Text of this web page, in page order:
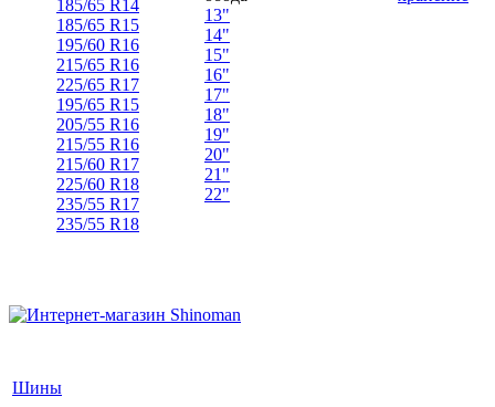
185/65 R14
185/65 R15
195/60 R16
215/65 R16
225/65 R17
195/65 R15
205/55 R16
215/55 R16
215/60 R17
225/60 R18
235/55 R17
235/55 R18
13"
14"
15"
16"
17"
18"
19"
20"
21"
22"
Шины